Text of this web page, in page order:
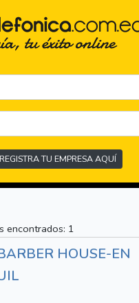
REGISTRA TU EMPRESA AQUÍ
encontrados: 1
HOUSE-EN